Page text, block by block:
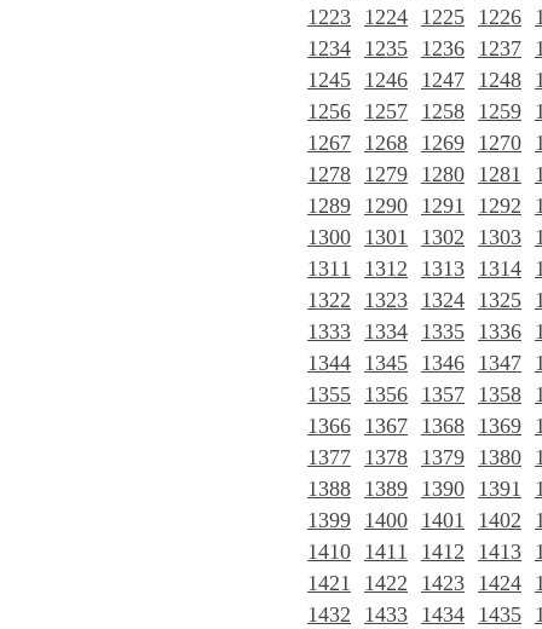
1223 1224 1225 1226
1234 1235 1236 1237
1245 1246 1247 1248
1256 1257 1258 1259
1267 1268 1269 1270
1278 1279 1280 1281
1289 1290 1291 1292
1300 1301 1302 1303
1311
1312 1313 1314
1322
1323 1324 1325
1333 1334 1335 1336
1344 1345 1346 1347
1355 1356 1357 1358
1366 1367 1368 1369
1377 1378 1379 1380
1388 1389 1390 1391
1399 1400 1401 1402
1410 1411 1412 1413
1421
1422 1423 1424
1432
1433 1434 1435